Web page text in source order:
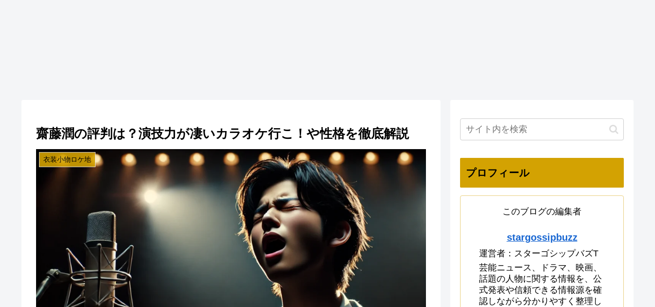
齋藤潤の評判は？演技力が凄いカラオケ行こ！や性格を徹底解説
衣装小物ロケ地
プロフィール
このブログの編集者
stargossipbuzz
運営者：スターゴシップバズT
芸能ニュース、ドラマ、映画、
話題の人物に関する情報を、公
式発表や信頼できる情報源を確
認しながら分かりやすく整理し